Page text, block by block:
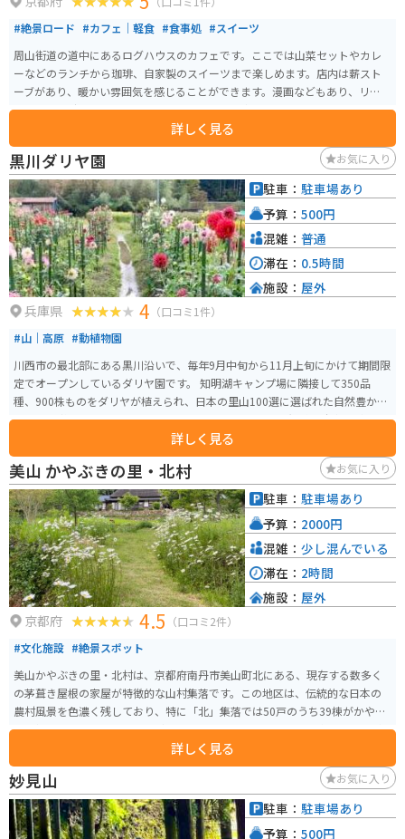
#絶景ロード #カフェ｜軽食 #食事処 #スイーツ
周山街道の道中にあるログハウスのカフェです。ここでは山菜セットやカレ
ーなどのランチから珈琲、自家製のスイーツまで楽しめます。店内は薪スト
ーブがあり、暖かい雰囲気を感じることができます。漫画などもあり、リラ
ックスした時間を過ごすこともできます。常連客やリピーターも多く、ツー
リングの休憩地としてもぴったりです。
詳しく見る
黒川ダリヤ園 お気に入り
兵庫県 4 （口コミ1件）
#山｜高原 #動植物園
川西市の最北部にある黒川沿いで、毎年9月中旬から11月上旬にかけて期間限
定でオープンしているダリヤ園です。 知明湖キャンプ場に隣接して350品
種、900株ものをダリヤが植えられ、日本の里山100選に選ばれた自然豊かな
この地を彩っています。見頃は10月上旬から下旬です。 無料の駐車場がある
ほか、1週間前までに予約をすればバスを駐車場に停めることも可能です。ま
た、各最寄駅から定期路線バスも出ています。
詳しく見る
駐車： 駐車場あり
予算： 500円
混雑： 普通
滞在： 0.5時間
施設： 屋外
美山 かやぶきの里・北村 お気に入り
京都府 4.5 （口コミ2件）
#文化施設 #絶景スポット
美山かやぶきの里・北村は、京都府南丹市美山町北にある、現存する数多く
の茅葺き屋根の家屋が特徴的な山村集落です。この地区は、伝統的な日本の
農村風景を色濃く残しており、特に「北」集落では50戸のうち39棟がかやぶ
き屋根で覆われています。のどかな田園風景と歴史的な建築を楽しむことが
できる貴重な場所で、日常を離れた癒しを与えてくれます。 また、かやぶき
の里は京都府の重要伝統的建造物群保存地区に指定されており、その保存状
態の良さから多くの観光客が訪れる人気スポットです。四季折々の自然美と
共に、日本の伝統的な生活文化を感じることができます。
詳しく見る
駐車： 駐車場あり
予算： 2000円
混雑： 少し混んでいる
滞在： 2時間
施設： 屋外
妙見山 お気に入り
駐車： 駐車場あり
予算： 500円